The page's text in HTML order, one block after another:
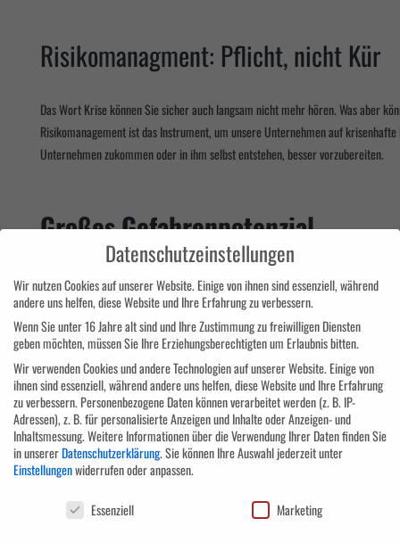
Risikomanagment: Pflicht, nicht Kür
Das Wort Krise können Sie sicher auch langsam nicht mehr hören. Was aber
Risikomanagement ist das Instrument, um unsere Unternehmen auf
Unternehmen zukommen oder in ihm selbst entstehen, besser vorzubereiten.
Großes Gefahrenpotenzial
Viren, Trojaner und Angriffe aus dem Internet auf den eigenen Datenbestand
Unternehmensleitungen gerückt sind. Dass Verwaltung und Produktion ebenso
sogar durch den Angriff von Nagetieren auf die Hauptverbindungsleitungen
funktionierendes Risikomanagement ist mindestens genauso wichtig wie eine
erkennen und diese richtig einzuschätzen, sind bereits die ersten wichtigen
Mittelständlern, wie eine Studie von Gossler, Gobert & Wolters zeigt. Rund ein
Risikomanagement eingeführt, und weitere 17 Prozent wollten dies auch
hohen Einführungskosten. Wer jedoch z. B. schon einmal einen
bestätigen, dass sich Risikomanagement lohnt.
Gefahr durch Wirtschaftsdelikte
Datenschutzeinstellungen
Wir nutzen Cookies auf unserer Website. Einige von ihnen sind essenziell, während
andere uns helfen, diese Website und Ihre Erfahrung zu verbessern.
Wenn Sie unter 16 Jahre alt sind und Ihre Zustimmung zu freiwilligen Diensten
geben möchten, müssen Sie Ihre Erziehungsberechtigten um Erlaubnis bitten.
Wir verwenden Cookies und andere Technologien auf unserer Website. Einige von
ihnen sind essenziell, während andere uns helfen, diese Website und Ihre Erfahrung
zu verbessern. Personenbezogene Daten können verarbeitet werden (z. B. IP-
Adressen), z. B. für personalisierte Anzeigen und Inhalte oder Anzeigen- und
Inhaltsmessung.Weitere Informationen über die Verwendung Ihrer Daten finden Sie
in unsererDatenschutzerklärung.Sie können Ihre Auswahl jederzeit unter
Einstellungenwiderrufen oder anpassen.
Datenschutzeinstellungen
Essenziell Marketing